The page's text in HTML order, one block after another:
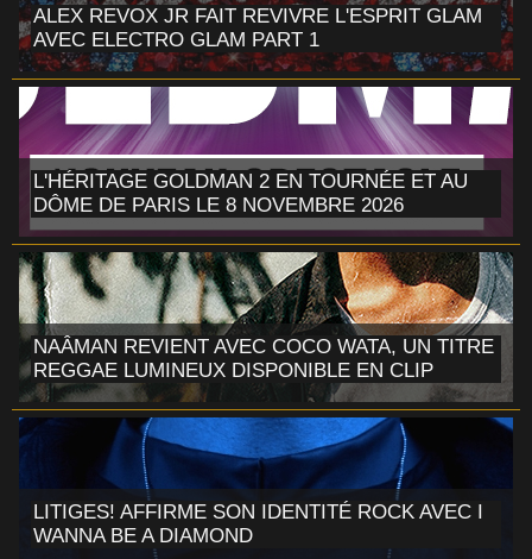
ALEX REVOX JR FAIT REVIVRE L'ESPRIT GLAM
AVEC ELECTRO GLAM PART 1
L'HÉRITAGE GOLDMAN 2 EN TOURNÉE ET AU
DÔME DE PARIS LE 8 NOVEMBRE 2026
NAÂMAN REVIENT AVEC COCO WATA, UN TITRE
REGGAE LUMINEUX DISPONIBLE EN CLIP
LITIGES! AFFIRME SON IDENTITÉ ROCK AVEC I
WANNA BE A DIAMOND